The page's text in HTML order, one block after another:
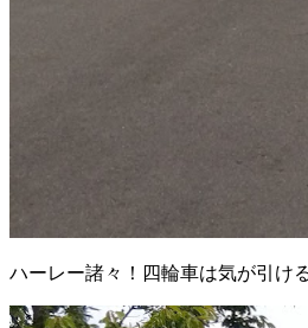
ハーレー諸々！四輪車は気が引け